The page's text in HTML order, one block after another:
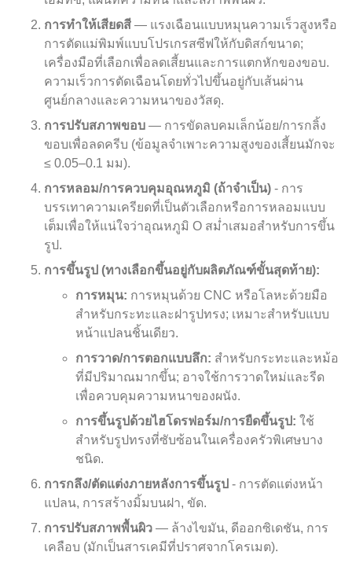
การทำให้เสียดสี — แรงเฉือนแบบหมุนความเร็วสูงหรือ
การตัดแม่พิมพ์แบบโปรเกรสซีฟให้กับดิสก์ขนาด;
เครื่องมือที่เลือกเพื่อลดเสี้ยนและการแตกหักของขอบ.
ความเร็วการตัดเฉือนโดยทั่วไปขึ้นอยู่กับเส้นผ่าน
ศูนย์กลางและความหนาของวัสดุ.
การปรับสภาพขอบ — การขัดลบคมเล็กน้อย/การกลิ้ง
ขอบเพื่อลดครีบ (ข้อมูลจำเพาะความสูงของเสี้ยนมักจะ
≤ 0.05–0.1 มม).
การหลอม/การควบคุมอุณหภูมิ (ถ้าจำเป็น) - การ
บรรเทาความเครียดที่เป็นตัวเลือกหรือการหลอมแบบ
เต็มเพื่อให้แน่ใจว่าอุณหภูมิ O สม่ำเสมอสำหรับการขึ้น
รูป.
การขึ้นรูป (ทางเลือกขึ้นอยู่กับผลิตภัณฑ์ขั้นสุดท้าย):
การหมุน: การหมุนด้วย CNC หรือโลหะด้วยมือ
สำหรับกระทะและฝารูปทรง; เหมาะสำหรับแบบ
หน้าแปลนชิ้นเดียว.
การวาด/การตอกแบบลึก: สำหรับกระทะและหม้อ
ที่มีปริมาณมากขึ้น; อาจใช้การวาดใหม่และรีด
เพื่อควบคุมความหนาของผนัง.
การขึ้นรูปด้วยไฮโดรฟอร์ม/การยืดขึ้นรูป: ใช้
สำหรับรูปทรงที่ซับซ้อนในเครื่องครัวพิเศษบาง
ชนิด.
การกลึง/ตัดแต่งภายหลังการขึ้นรูป - การตัดแต่งหน้า
แปลน, การสร้างมิ้มบนฝา, ขัด.
การปรับสภาพพื้นผิว — ล้างไขมัน, ดีออกซิเดชัน, การ
เคลือบ (มักเป็นสารเคมีที่ปราศจากโครเมต).